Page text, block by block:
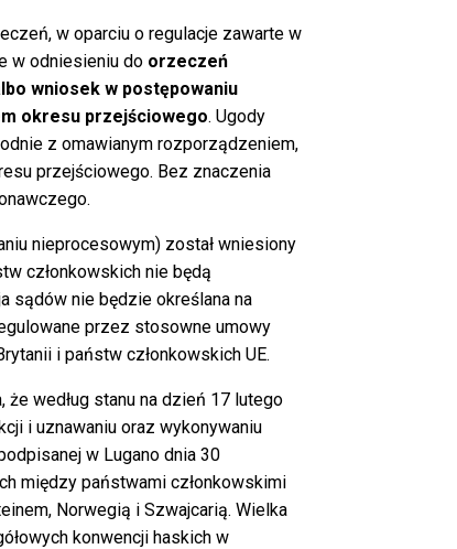
w oparciu o regulacje zawarte w
w odniesieniu do orzeczeń
wniosek w postępowaniu
okresu przejściowego. Ugody
z omawianym rozporządzeniem,
przejściowego. Bez znaczenia
nieprocesowym) został wniesiony
członkowskich nie będą
sądów nie będzie określana na
przez stosowne umowy
i państw członkowskich UE.
według stanu na dzień 17 lutego
i uznawaniu oraz wykonywaniu
w Lugano dnia 30
między państwami członkowskimi
Norwegią i Szwajcarią. Wielka
konwencji haskich w